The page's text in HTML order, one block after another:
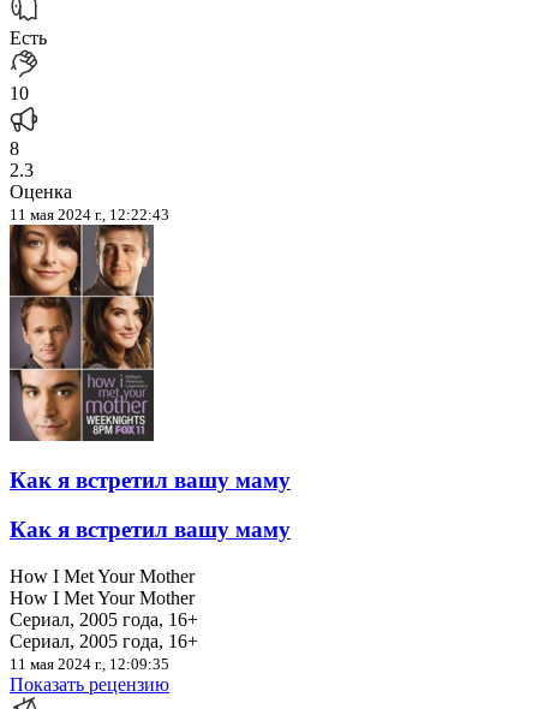
Есть
10
8
2.3
Оценка
11 мая 2024 г., 12:22:43
Как я встретил вашу маму
Как я встретил вашу маму
How I Met Your Mother
How I Met Your Mother
Сериал, 2005 года, 16+
Сериал, 2005 года, 16+
11 мая 2024 г., 12:09:35
Показать рецензию